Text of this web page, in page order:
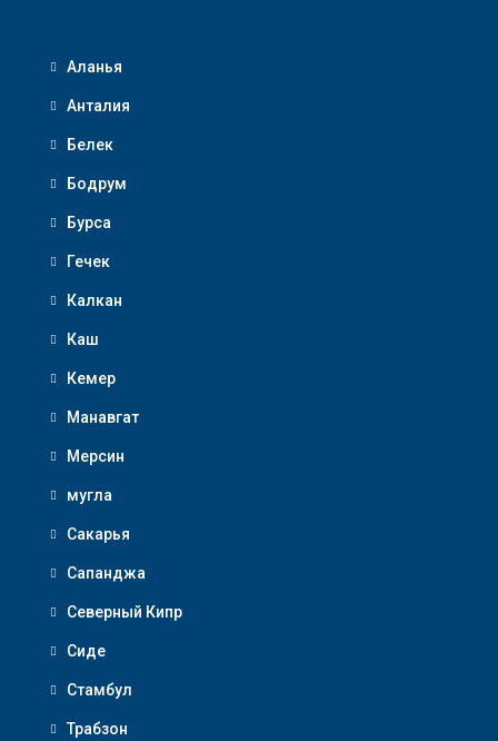
Аланья
Анталия
Белек
Бодрум
Бурса
Гечек
Калкан
Каш
Кемер
Манавгат
Мерсин
мугла
Сакарья
Сапанджа
Северный Кипр
Сиде
Стамбул
Трабзон